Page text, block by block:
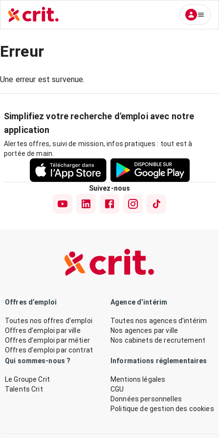
Erreur
Une erreur est survenue.
Simplifiez votre recherche d'emploi avec notre
application
Alertes offres, suivi de mission, infos pratiques : tout est à
portée de main.
Suivez-nous
Offres d’emploi
Toutes nos offres d’emploi
Offres d’emploi par ville
Offres d’emploi par métier
Offres d’emploi par contrat
Agence d’intérim
Toutes nos agences d’intérim
Nos agences par ville
Nos cabinets de recrutement
Qui sommes-nous ?
Le Groupe Crit
Talents Crit
Informations réglementaires
Mentions légales
CGU
Données personnelles
Politique de gestion des cookies